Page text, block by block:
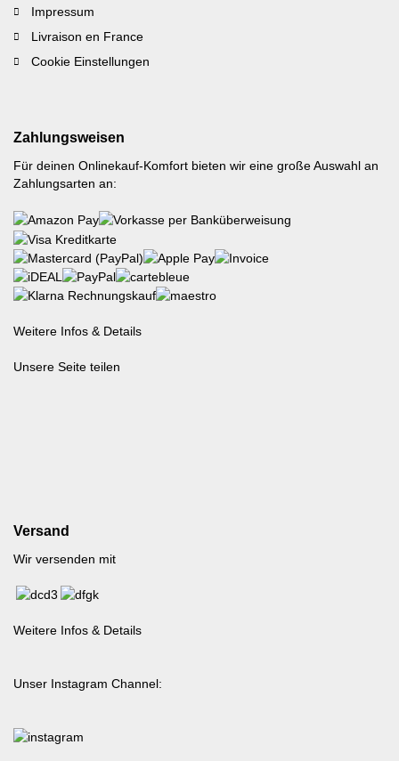
Impressum
Livraison en France
Cookie Einstellungen
Zahlungsweisen
Für deinen Onlinekauf-Komfort bieten wir eine große Auswahl an
Zahlungsarten an:
Weitere Infos & Details
Unsere Seite teilen
Versand
Wir versenden mit
Weitere Infos & Details
Unser Instagram Channel: